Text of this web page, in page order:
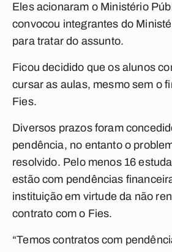
Eles acionaram o Ministério
convocou integrantes do
para tratar do assunto.
Ficou decidido que os alunos
cursar as aulas, mesmo sem o
Fies.
Diversos prazos foram
pendência, no entanto o
resolvido. Pelo menos 16
estão com pendências
instituição em virtude da não
contrato com o Fies.
“Temos contratos com